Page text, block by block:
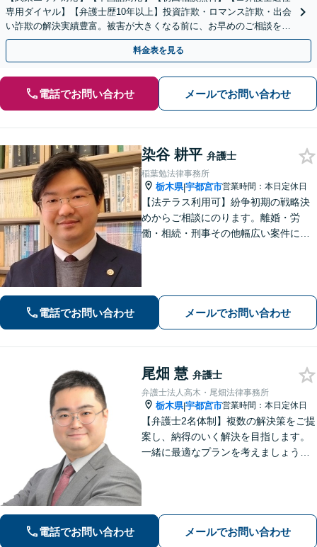
専用ダイヤル】【弁護士歴10年以上】投資詐欺・ロマンス詐欺・出会
い詐欺の解決実績豊富。被害が大きくなる前に、お早めのご相談を。
セカンドオピニオン・オンラインの対応も可能
料金表を見る
電話でお問い合わせ メールでお問い合わせ
染谷 耕平 弁護士
稲葉勉法律事務所
栃木県|宇都宮市営業時間：本日定休日
【法テラス利用可】紛争初期の戦略決
めからご相談にのります。離婚・労
働・相続・刑事その他幅広い案件につ
電話でお問い合わせ メールでお問い合わせ
尾畑 慧 弁護士
弁護士法人高木・尾畑法律事務所
栃木県|宇都宮市営業時間：本日定休日
【弁護士2名体制】複数の解決策をご提
案し、納得のいく解決を目指します。
一緒に最適なプランを考えましょう。
ださい【駐車場あり】【当日・夜間・
休日対応】
電話でお問い合わせ メールでお問い合わせ